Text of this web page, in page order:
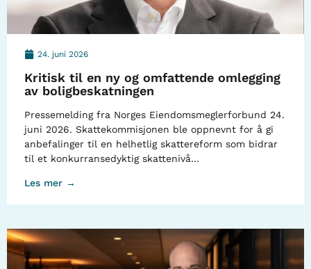
24. juni 2026
Kritisk til en ny og omfattende omlegging
av boligbeskatningen
Pressemelding fra Norges Eiendomsmeglerforbund 24.
juni 2026. Skattekommisjonen ble oppnevnt for å gi
anbefalinger til en helhetlig skattereform som bidrar
til et konkurransedyktig skattenivå…
Les mer →